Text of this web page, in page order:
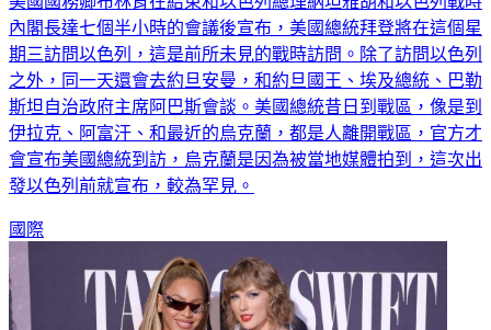
內閣長達七個半小時的會議後宣布，美國總統拜登將在這個星
期三訪問以色列，這是前所未見的戰時訪問。除了訪問以色列
之外，同一天還會去約旦安曼，和約旦國王、埃及總統、巴勒
斯坦自治政府主席阿巴斯會談。美國總統昔日到戰區，像是到
伊拉克、阿富汗、和最近的烏克蘭，都是人離開戰區，官方才
會宣布美國總統到訪，烏克蘭是因為被當地媒體拍到，這次出
發以色列前就宣布，較為罕見。
國際